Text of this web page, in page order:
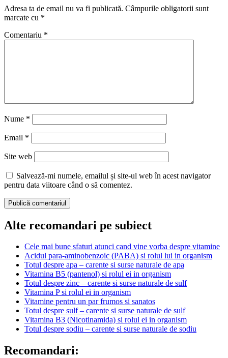
Adresa ta de email nu va fi publicată. Câmpurile obligatorii sunt
marcate cu *
Comentariu *
Nume *
Email *
Site web
Salvează-mi numele, emailul și site-ul web în acest navigator
pentru data viitoare când o să comentez.
Alte recomandari pe subiect
Cele mai bune sfaturi atunci cand vine vorba despre vitamine
Acidul para-aminobenzoic (PABA) si rolul lui in organism
Totul despre apa – carente si surse naturale de apa
Vitamina B5 (pantenol) si rolul ei in organism
Totul despre zinc – carente si surse naturale de sulf
Vitamina P si rolul ei in organism
Vitamine pentru un par frumos si sanatos
Totul despre sulf – carente si surse naturale de sulf
Vitamina B3 (Nicotinamida) si rolul ei in organism
Totul despre sodiu – carente si surse naturale de sodiu
Recomandari: